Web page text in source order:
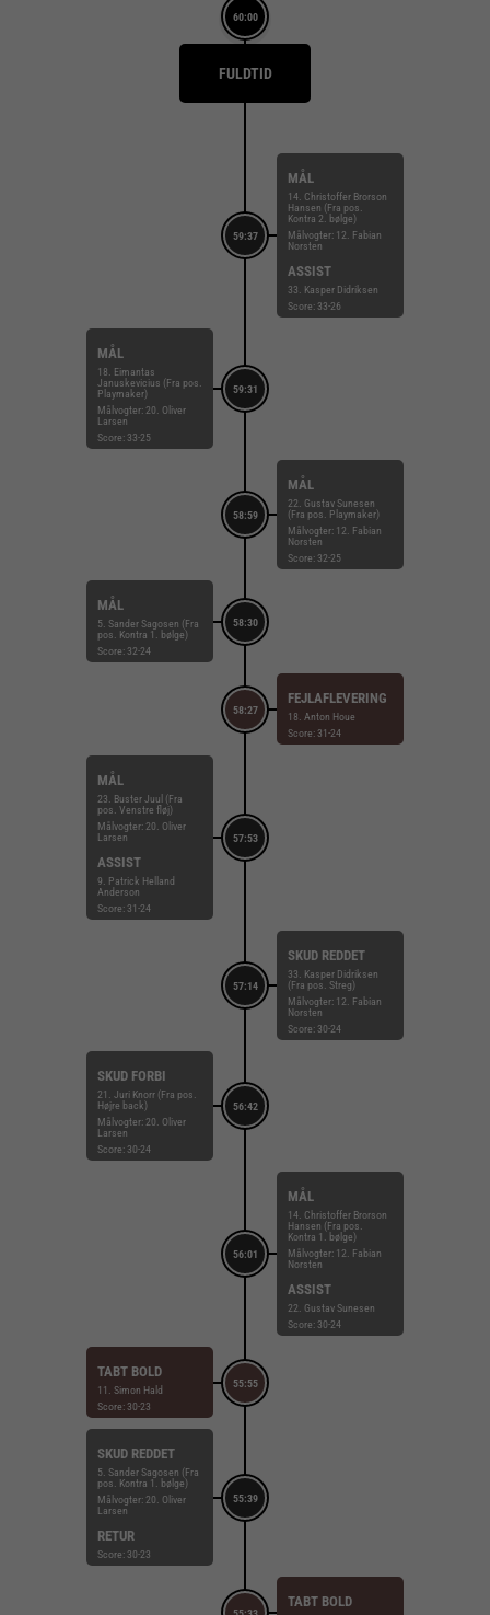
60:00
FULDTID
59:37
MÅL
14. Christoffer Brorson
Hansen (Fra pos.
Kontra 2. bølge)
Målvogter: 12. Fabian
Norsten
ASSIST
33. Kasper Didriksen
Score: 33-26
59:31
MÅL
18. Eimantas
Januskevicius (Fra pos.
Playmaker)
Målvogter: 20. Oliver
Larsen
Score: 33-25
58:59
MÅL
22. Gustav Sunesen
(Fra pos. Playmaker)
Målvogter: 12. Fabian
Norsten
Score: 32-25
58:30
MÅL
5. Sander Sagosen (Fra
pos. Kontra 1. bølge)
Score: 32-24
58:27
FEJLAFLEVERING
18. Anton Houe
Score: 31-24
57:53
MÅL
23. Buster Juul (Fra
pos. Venstre fløj)
Målvogter: 20. Oliver
Larsen
ASSIST
9. Patrick Helland
Anderson
Score: 31-24
57:14
SKUD REDDET
33. Kasper Didriksen
(Fra pos. Streg)
Målvogter: 12. Fabian
Norsten
Score: 30-24
56:42
SKUD FORBI
21. Juri Knorr (Fra pos.
Højre back)
Målvogter: 20. Oliver
Larsen
Score: 30-24
56:01
MÅL
14. Christoffer Brorson
Hansen (Fra pos.
Kontra 1. bølge)
Målvogter: 12. Fabian
Norsten
ASSIST
22. Gustav Sunesen
Score: 30-24
55:55
TABT BOLD
11. Simon Hald
Score: 30-23
55:39
SKUD REDDET
5. Sander Sagosen (Fra
pos. Kontra 1. bølge)
Målvogter: 20. Oliver
Larsen
RETUR
Score: 30-23
TABT BOLD